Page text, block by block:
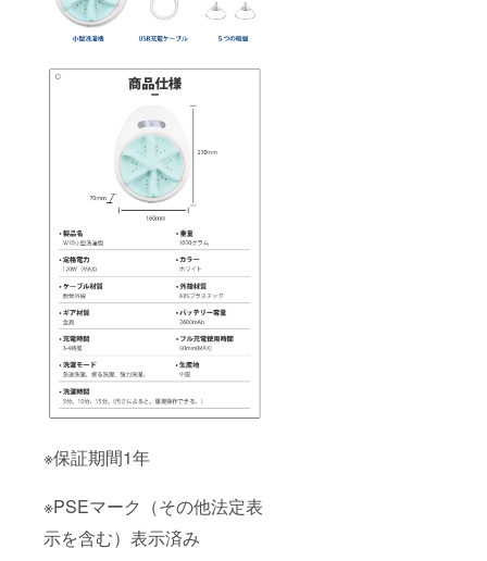
※保証期間1年
※PSEマーク（その他法定表
示を含む）表示済み